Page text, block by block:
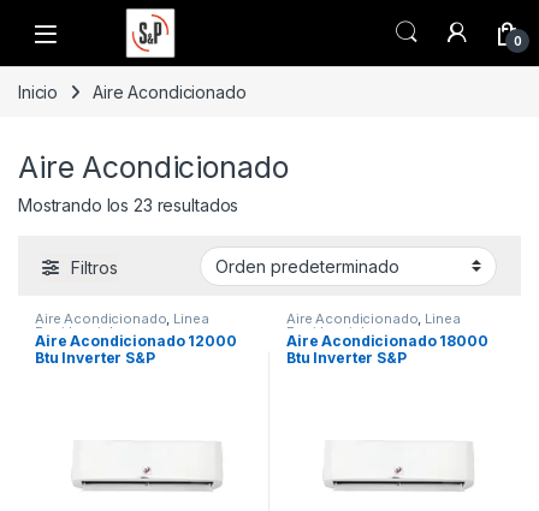
Saltar a la navegación
Saltar al contenido
0
Inicio Aire Acondicionado
Aire Acondicionado
Mostrando los 23 resultados
Filtros
Aire Acondicionado, Linea
Residencial
Aire Acondicionado 12000
Btu Inverter S&P
Aire Acondicionado, Linea
Residencial
Aire Acondicionado 18000
Btu Inverter S&P